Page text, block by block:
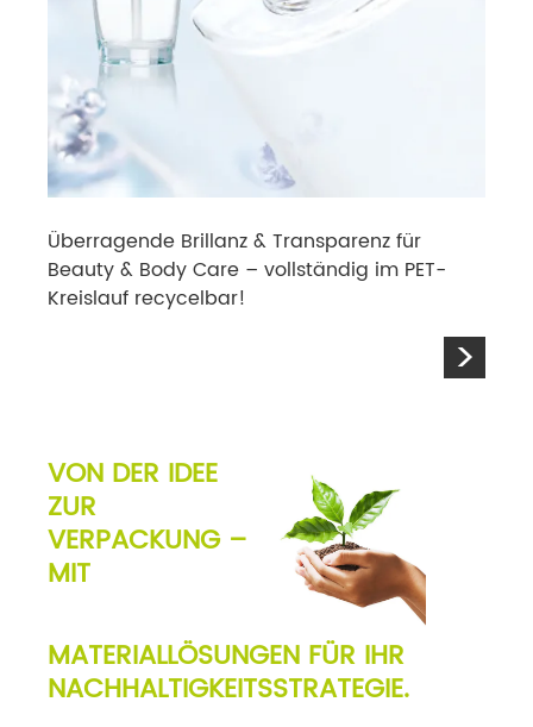
Überragende Brillanz & Transparenz für
Beauty & Body Care – voll­ständig im PET-
Kreislauf recycelbar!
>
VON DER IDEE
ZUR
VERPACKUNG –
MIT
MATERIALLÖSUNGEN FÜR IHR
NACHHALTIGKEITSSTRATEGIE.